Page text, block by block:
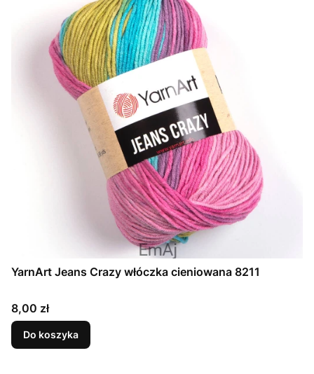
YarnArt Jeans Crazy włóczka cieniowana 8211
Cena
8,00 zł
Do koszyka